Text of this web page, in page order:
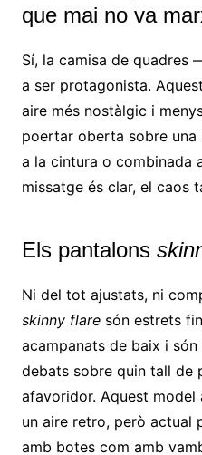
que mai no va
Sí, la camisa de
a ser protagonista.
aire més nostàlgic i
poertar oberta sobre una
a la cintura o combinada
missatge és clar, el caos
Els pantalons
Ni del tot ajustats, ni
skinny flaresón estrets
acampanats de baix i
debats sobre quin tall de
afavoridor. Aquest
un aire retro, però actual
amb botes com amb